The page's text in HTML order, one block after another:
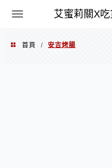
艾蜜莉關X
PXN
首頁 / 安吉烤腸